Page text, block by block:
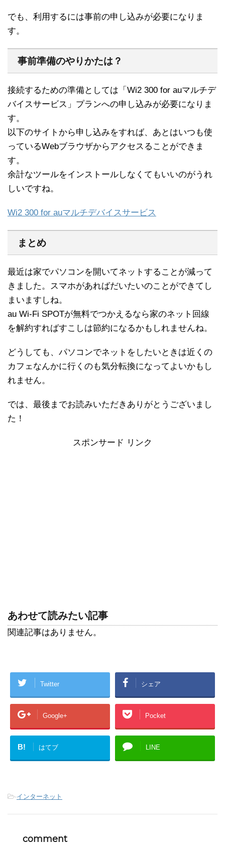
でも、利用するには事前の申し込みが必要になりま
す。
事前準備のやりかたは？
接続するための準備としては「Wi2 300 for auマルチデ
バイスサービス」プランへの申し込みが必要になりま
す。
以下のサイトから申し込みをすれば、あとはいつも使
っているWebブラウザからアクセスることができま
す。
余計なツールをインストールしなくてもいいのがうれ
しいですね。
Wi2 300 for auマルチデバイスサービス
まとめ
最近は家でパソコンを開いてネットすることが減って
きました。スマホがあればだいたいのことができてし
まいますしね。
au Wi-Fi SPOTが無料でつかえるなら家のネット回線
を解約すればすこしは節約になるかもしれませんね。
どうしても、パソコンでネットをしたいときは近くの
カフェなんかに行くのも気分転換になってよいかもし
れません。
では、最後までお読みいただきありがとうございまし
た！
スポンサード リンク
あわせて読みたい記事
関連記事はありません。
Twitter シェア
Google+ Pocket
B! はてブ LINE
-インターネット
comment